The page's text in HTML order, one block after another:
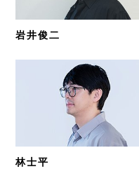
岩井俊二
林士平